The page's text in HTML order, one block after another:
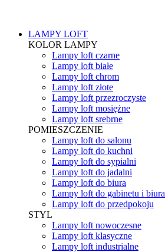
LAMPY LOFT
KOLOR LAMPY
Lampy loft czarne
Lampy loft białe
Lampy loft chrom
Lampy loft złote
Lampy loft przezroczyste
Lampy loft mosiężne
Lampy loft srebrne
POMIESZCZENIE
Lampy loft do salonu
Lampy loft do kuchni
Lampy loft do sypialni
Lampy loft do jadalni
Lampy loft do biura
Lampy loft do gabinetu i biura
Lampy loft do przedpokoju
STYL
Lampy loft nowoczesne
Lampy loft klasyczne
Lampy loft industrialne